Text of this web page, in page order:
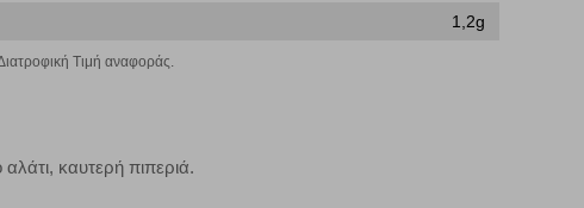
1,2g
Τιμή αναφοράς.
καυτερή πιπεριά.
του ιστότοπού μας, ώστε να μπορούμε να βελτιώσουμε την
αλληλεπίδραση του χρήστη και το χρόνο παραμονής του. Οι πληροφορίες που
της κατηγορίας cookies, δεν θα γνωρίζουμε πότε έχετε επισκεφθεί την